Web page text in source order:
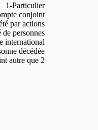
1-Particulier
conjoint
par actions
personnes
international
décédée
autre que 2